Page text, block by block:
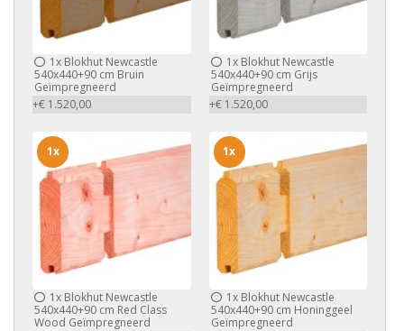
1x Blokhut Newcastle
540x440+90 cm Bruin
Geïmpregneerd
+€ 1.520,00
1xBlokhut Newcastle
540x440+90 cm Grijs
Geïmpregneerd
+€ 1.520,00
1x Blokhut Newcastle
540x440+90 cm Red Class
Wood Geïmpregneerd
1x
1xBlokhut Newcastle
540x440+90 cm Honinggeel
Geïmpregneerd
1x